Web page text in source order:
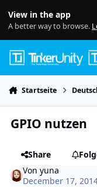
View in the app
A better way to browse.
Startseite
GPIO nutzen
Share
Vonyuna
December 17,